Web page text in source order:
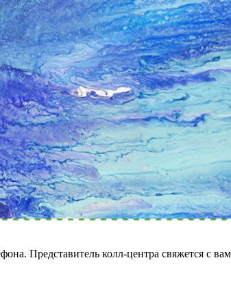
Представитель колл-центра свяжется с